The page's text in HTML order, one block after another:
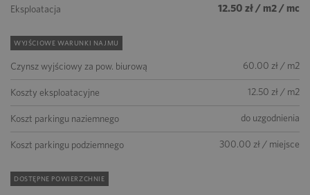
Eksploatacja 12.50 zł / m2 / mc
WYJŚCIOWE WARUNKI NAJMU
Czynsz wyjściowy za pow. biurową 60.00 zł / m2
Koszty eksploatacyjne 12.50 zł / m2
Koszt parkingu naziemnego do uzgodnienia
Koszt parkingu podziemnego 300.00 zł / miejsce
DOSTĘPNE POWIERZCHNIE